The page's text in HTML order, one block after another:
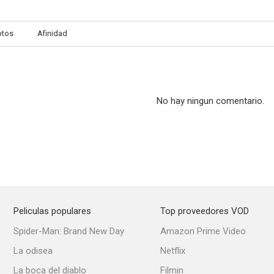
El hombre que las enamora Te quiero para mí Pepe
Afinidad
No hay ningun comentario.
Peliculas populares
Spider-Man: Brand New Day
La odisea
La boca del diablo
Top proveedores VOD
Amazon Prime Video
Netflix
Filmin